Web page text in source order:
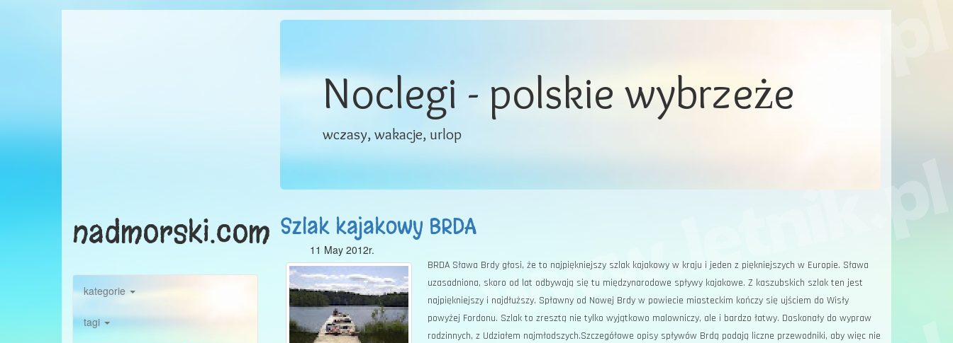
nadmorski.com
kategorie
tagi
Noclegi - polskie wybrzeże
wczasy, wakacje, urlop
Szlak kajakowy BRDA
11 May 2012r.
BRDA Sława Brdy głosi, że to naj­piękniejszy szlak kajakowy w kraju i jeden z piękniejszych w Europie. Sława
uzasadnio­na, skoro od lat odbywają się tu międzynarodowe spły­wy kajakowe. Z kaszubskich szlak ten jest
najpiękniejszy i najdłuższy. Spławny od Nowej Brdy w powiecie mias­teckim kończy się ujściem do Wisły
powyżej Fordonu. Szlak to zresztą nie tylko wyjątko­wo malowniczy, ale i bardzo łatwy. Doskonały do wypraw
rodzinnych, z Udziałem naj­młodszych.Szczegółowe opisy spływów Brdą podają liczne przewodniki, aby więc nie